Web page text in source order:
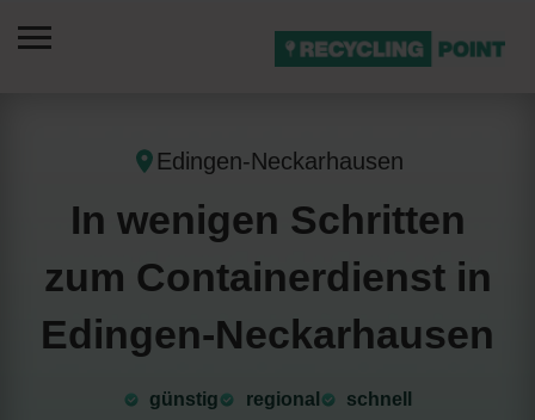
Edingen-Neckarhausen
In wenigen Schritten
zum Containerdienst in
Edingen-Neckarhausen
günstig ⁠regional
schnell